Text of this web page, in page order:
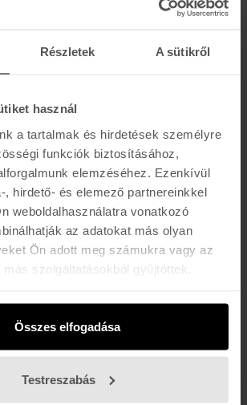
Részletek A sütikről
használ
a tartalmak és hirdetések személyre
funkciók biztosításához,
elemzéséhez. Ezenkívül
, hirdető- és elemező partnereinkkel
weboldalhasználatra vonatkozó
az adatokat más olyan
Ön adott meg számukra vagy az
szolgáltatásokból gyűjtöttek.
Összes elfogadása
Testreszabás
A R O L I N A 17 / B
- Péntek: 11:00 - 19:00
Szombat: 10:00 - 19:00
Vasárnap: ZÁRVA
I R Á L Y 52 (ÚJ)
Szombat: 11:00 - 19:00
Vasárnap: 11:00 - 17:00
1113 Budapest, Karolina út 17/b
1061 Budapest Király u. 52.
+36 (1) 466-5510, +36 (30) 3193924
(30) 478-1540,Kölcsönző